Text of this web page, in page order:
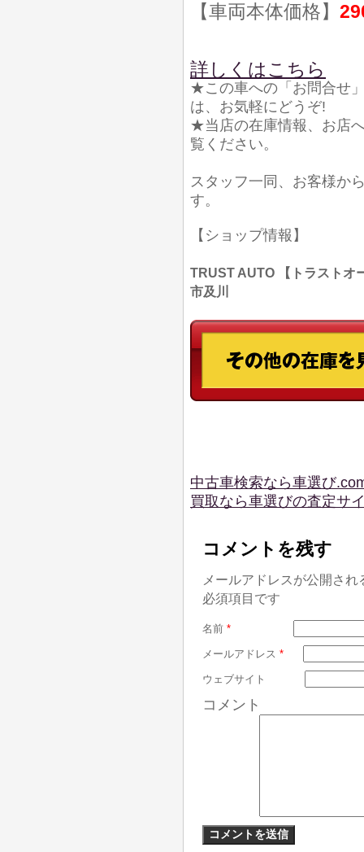
【車両本体価格】
詳しくはこちら
★この車への「お問合せ
は、お気軽にどうぞ!
★当店の在庫情報、お店
覧ください。
スタッフ一同、お客様か
す。
【ショップ情報】
TRUST AUTO 【トラスト
市及川
中古車検索なら車選び
買取なら車選びの査定サ
コメントを残す
メールアドレスが公開さ
必須項目です
名前 *
メールアドレス *
ウェブサイト
コメント